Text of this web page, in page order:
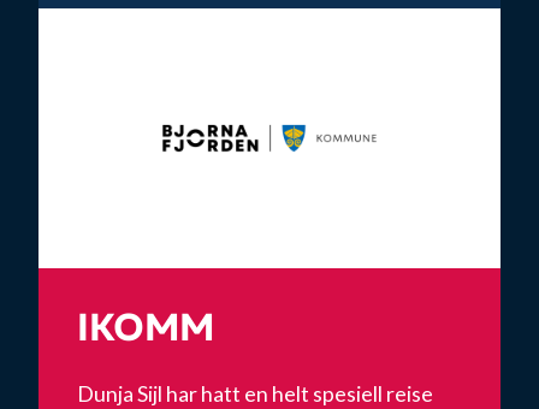
IKOMM
Dunja Sijl har hatt en helt spesiell reise